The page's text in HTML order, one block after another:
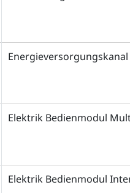
Elektrik Bedienmodul
Elektrik Bedienmodul